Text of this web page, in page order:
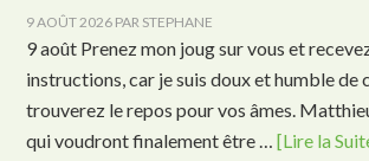
9 AOÛT 2026 PAR STEPHANE
9 août Prenez mon joug sur vous et
instructions, car je suis doux et humble de
trouverez le repos pour vos âmes.
qui voudront finalement être …[Lire la